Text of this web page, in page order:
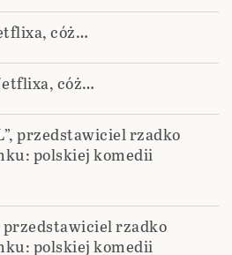
cóż…
cóż…
przedstawiciel rzadko
polskiej komedii
przedstawiciel rzadko
polskiej komedii